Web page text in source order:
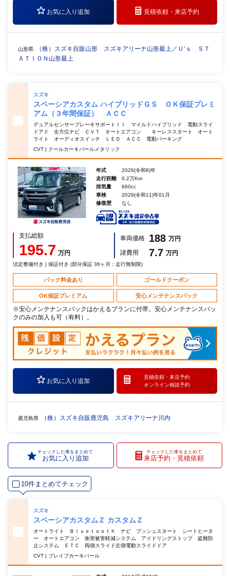
お気に入り追加 見積依頼・来店予約
山形県
（株）スズキ自販山形 スズキアリーナ山形最上／Ｕ’ｓ ＳＴ
ＡＴＩＯＮ山形最上
スズキ
スペーシアカスタム ハイブリッドＧＳ ＯＫ保証プレミ
アム（３年間保証） ＡＣＣ
デュアルセンサーブレーキサポートＩＩ マイルドハイブリッド 電動スライ
ドアド 全方位ナビ ＣＶＴ オートエアコン キーレススタート オート
ライト オーディオスイッチ ＬＥＤ ＡＣＣ 電動パーキング
CVT | クールカーキパールメタリック
年式
2026(令和8)年
走行距離
0.2万Km
排気量
660cc
車検
2029(令和11)年01月
修復歴
なし
支払総額
195.7 万円
車両価格 188 万円
諸費用
7.7 万円
法定整備付き | 保証付き (部分保証 36ヶ月：走行無制限)
パック料金あり ゴールドクーポン
OK保証プレミアム 安心メンテナンスパック
※安心メンテナンスパックはかえるプランに付帯。安心メンテナンスパッ
クのみの加入も可（有料）。
お気に入り追加
見積依頼・ 来店予約
オンライン相談予約
鹿児島県 （株）スズキ自販鹿児島 スズキアリーナ川内
チェックした車をまとめて
お気に入り追加
チェックした車をまとめて
来店予約・見積依頼
10件まとめてチェック
スズキ
スペーシアカスタムＺ カスタムＺ
オートライト Ｂｌｕｅｔｏｏｔｈ ナビ プッシュスタート シートヒータ
ー オートエアコン 衝突被害軽減システム アイドリングストップ 盗難防
止システム ＥＴＣ 両側スライド左側電動スライドドア
CVT | ブレイブカーキパール